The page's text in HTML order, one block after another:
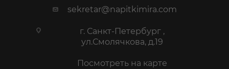
sekretar@napitkimira.com
г. Санкт-Петербург ,
ул.Смолячкова, д.19
Посмотреть на карте